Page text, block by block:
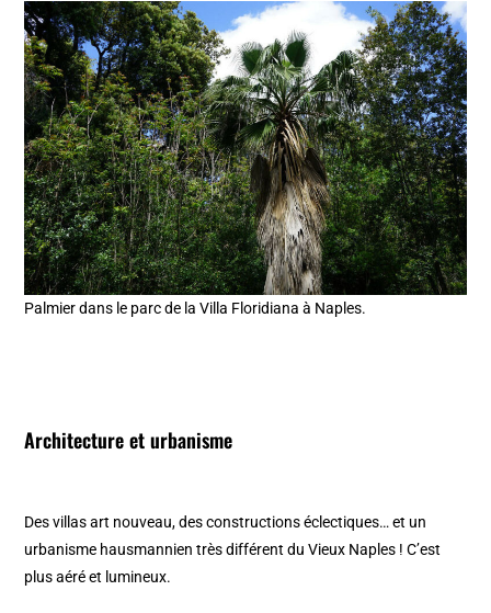
Palmier dans le parc de la Villa Floridiana à Naples.
Architecture et urbanisme
Des villas art nouveau, des constructions éclectiques… et un
urbanisme hausmannien très différent du Vieux Naples ! C’est
plus aéré et lumineux.